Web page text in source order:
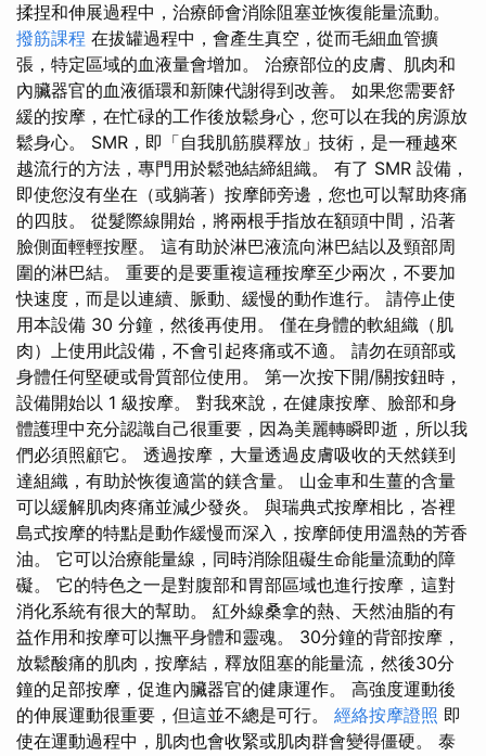
揉捏和伸展過程中，治療師會消除阻塞並恢復能量流動。
撥筋課程 在拔罐過程中，會產生真空，從而毛細血管擴
張，特定區域的血液量會增加。 治療部位的皮膚、肌肉和
內臟器官的血液循環和新陳代謝得到改善。 如果您需要舒
緩的按摩，在忙碌的工作後放鬆身心，您可以在我的房源放
鬆身心。 SMR，即「自我肌筋膜釋放」技術，是一種越來
越流行的方法，專門用於鬆弛結締組織。 有了 SMR 設備，
即使您沒有坐在（或躺著）按摩師旁邊，您也可以幫助疼痛
的四肢。 從髮際線開始，將兩根手指放在額頭中間，沿著
臉側面輕輕按壓。 這有助於淋巴液流向淋巴結以及頸部周
圍的淋巴結。 重要的是要重複這種按摩至少兩次，不要加
快速度，而是以連續、脈動、緩慢的動作進行。 請停止使
用本設備 30 分鐘，然後再使用。 僅在身體的軟組織（肌
肉）上使用此設備，不會引起疼痛或不適。 請勿在頭部或
身體任何堅硬或骨質部位使用。 第一次按下開/關按鈕時，
設備開始以 1 級按摩。 對我來說，在健康按摩、臉部和身
體護理中充分認識自己很重要，因為美麗轉瞬即逝，所以我
們必須照顧它。 透過按摩，大量透過皮膚吸收的天然鎂到
達組織，有助於恢復適當的鎂含量。 山金車和生薑的含量
可以緩解肌肉疼痛並減少發炎。 與瑞典式按摩相比，峇裡
島式按摩的特點是動作緩慢而深入，按摩師使用溫熱的芳香
油。 它可以治療能量線，同時消除阻礙生命能量流動的障
礙。 它的特色之一是對腹部和胃部區域也進行按摩，這對
消化系統有很大的幫助。 紅外線桑拿的熱、天然油脂的有
益作用和按摩可以撫平身體和靈魂。 30分鐘的背部按摩，
放鬆酸痛的肌肉，按摩結，釋放阻塞的能量流，然後30分
鐘的足部按摩，促進內臟器官的健康運作。 高強度運動後
的伸展運動很重要，但這並不總是可行。 經絡按摩證照 即
使在運動過程中，肌肉也會收緊或肌肉群會變得僵硬。 泰